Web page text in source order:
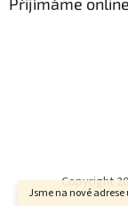
Jsme na nové
Copyright